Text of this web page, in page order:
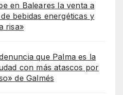
en Baleares la venta a
bebidas energéticas y
risa»
que Palma es la
con más atascos por
de Galmés